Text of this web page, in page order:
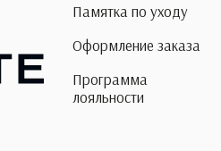
Памятка по уходу
Оформление заказа
Программа
лояльности